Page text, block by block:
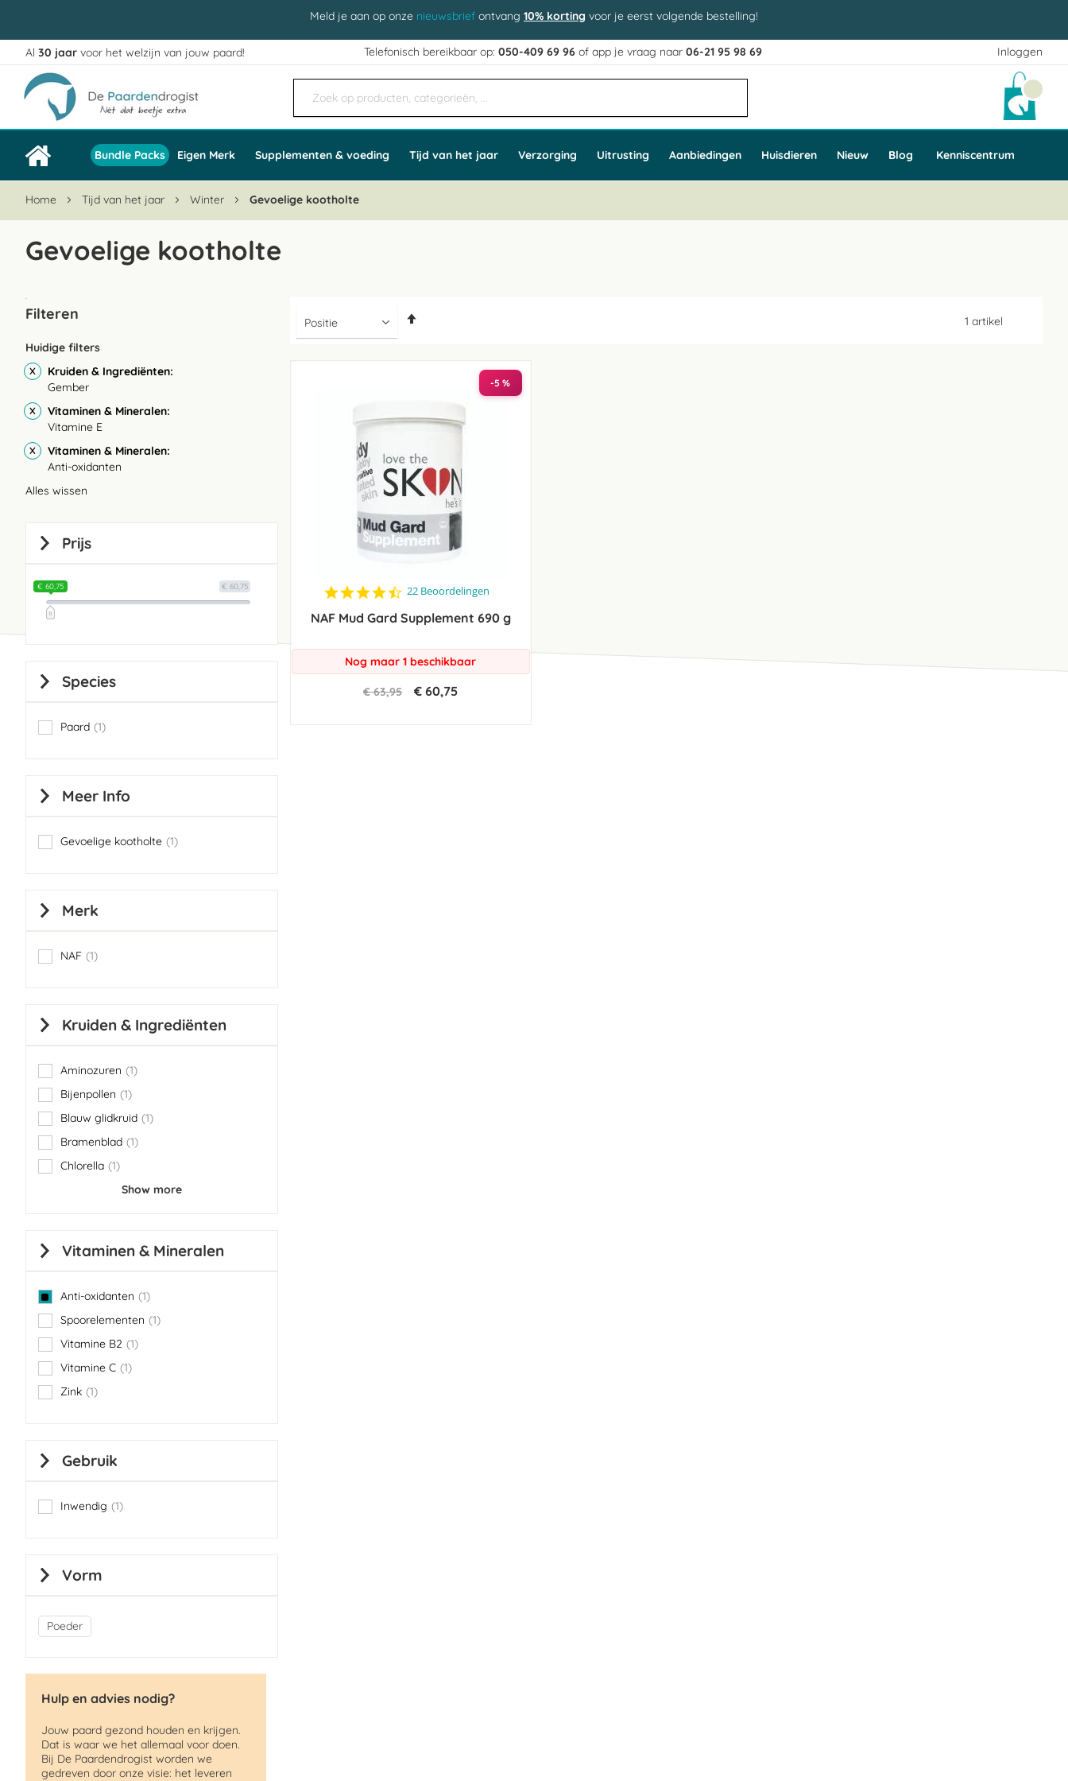
Meld je aan op onze nieuwsbrief ontvang 10% korting voor je eerst volgende bestelling!
Inloggen
Ga
naar
de
inhoud
Al 30 jaar voor het welzijn van jouw paard! Telefonisch bereikbaar op:050-409 69 96 of app je vraag naar06-21 95 98 69
Bundle Packs Eigen Merk Supplementen & voeding Tijd van het jaar Verzorging Uitrusting Aanbiedingen Huisdieren Nieuw Blog Kenniscentrum
Home Tijd van het jaar Winter Gevoelige kootholte
Gevoelige kootholte
1 artikel
-5 %
4.5
rating
22 Beoordelingen
NAF Mud Gard Supplement 690 g
Nog maar 1 beschikbaar
€ 63,95 € 60,75
Filteren
Huidige filters
Kruiden & Ingrediënten
Gember
Vitaminen & Mineralen
Vitamine E
Vitaminen & Mineralen
Anti-oxidanten
Alles wissen
Prijs
€ 60,75
€ 60,75
Species
Paard 1
item
Meer Info
Gevoelige kootholte 1
item
Merk
NAF 1
item
Kruiden & Ingrediënten
Aminozuren 1
item
Bijenpollen
1
item
Blauw glidkruid 1
item
Bramenblad 1
item
Chlorella 1
item
Show more
Vitaminen & Mineralen
Anti-oxidanten 1
item
Spoorelementen
1
item
Vitamine B2
1
item
Vitamine C 1
item
Zink 1
item
Gebruik
Inwendig 1
item
Vorm
Poeder
Hulp en advies nodig?
Jouw paard gezond houden en krijgen.
Dat is waar we het allemaal voor doen.
Bij De Paardendrogist worden we
gedreven door onze visie: het leveren